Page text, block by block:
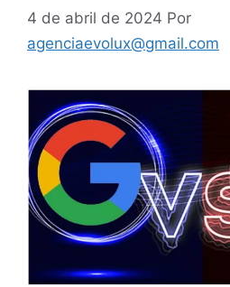
4 de abril de 2024 Por
agenciaevolux@gmail.com